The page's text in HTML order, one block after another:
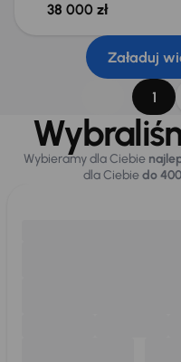
38 000 zł
Załaduj
1
Wybieramy dla Ciebie
dla Ciebiedo